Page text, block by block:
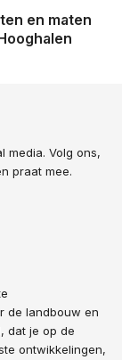
en maten
media. Volg ons,
praat mee.
de landbouw en
dat je op de
ontwikkelingen,